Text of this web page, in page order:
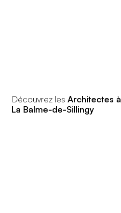
Découvrez les Architectes à
La Balme-de-Sillingy